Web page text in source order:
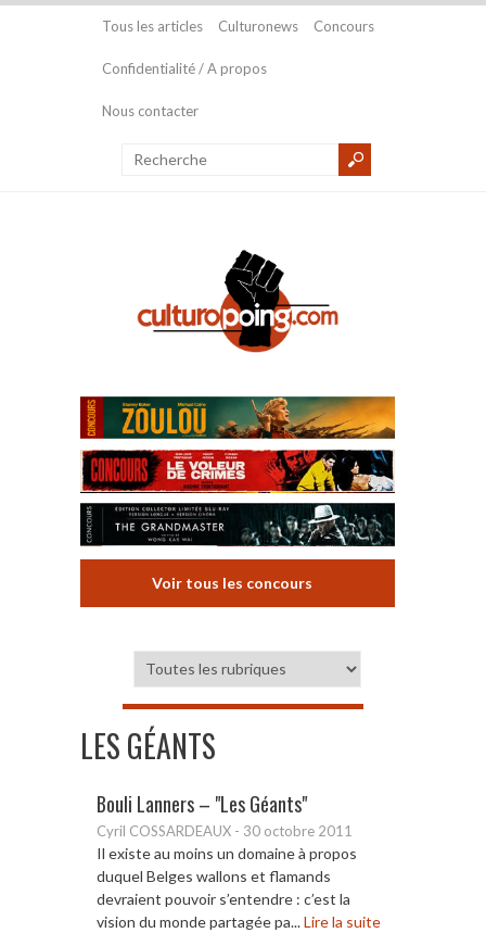
Tous les articles Culturonews Concours
Confidentialité / A propos
Nous contacter
Voir tous les concours
LES GÉANTS
Bouli Lanners – "Les Géants"
Cyril COSSARDEAUX - 30 octobre 2011
Il existe au moins un domaine à propos
duquel Belges wallons et flamands
devraient pouvoir s’entendre : c’est la
vision du monde partagée pa...Lire la suite